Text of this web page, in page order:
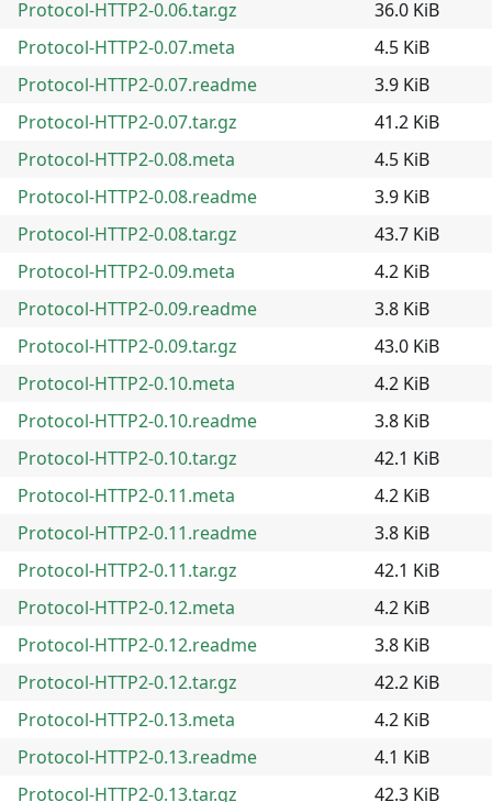
Protocol-HTTP2-0.06.tar.gz
36.0 KiB
Protocol-HTTP2-0.07.meta
4.5 KiB
Protocol-HTTP2-0.07.readme
3.9 KiB
Protocol-HTTP2-0.07.tar.gz
41.2 KiB
Protocol-HTTP2-0.08.meta
4.5 KiB
Protocol-HTTP2-0.08.readme
3.9 KiB
Protocol-HTTP2-0.08.tar.gz
43.7 KiB
Protocol-HTTP2-0.09.meta
4.2 KiB
Protocol-HTTP2-0.09.readme
3.8 KiB
Protocol-HTTP2-0.09.tar.gz
43.0 KiB
Protocol-HTTP2-0.10.meta
4.2 KiB
Protocol-HTTP2-0.10.readme
3.8 KiB
Protocol-HTTP2-0.10.tar.gz
42.1 KiB
Protocol-HTTP2-0.11.meta
4.2 KiB
Protocol-HTTP2-0.11.readme
3.8 KiB
Protocol-HTTP2-0.11.tar.gz
42.1 KiB
Protocol-HTTP2-0.12.meta
4.2 KiB
Protocol-HTTP2-0.12.readme
3.8 KiB
Protocol-HTTP2-0.12.tar.gz
42.2 KiB
Protocol-HTTP2-0.13.meta
4.2 KiB
Protocol-HTTP2-0.13.readme
4.1 KiB
Protocol-HTTP2-0.13.tar.gz
42.3 KiB